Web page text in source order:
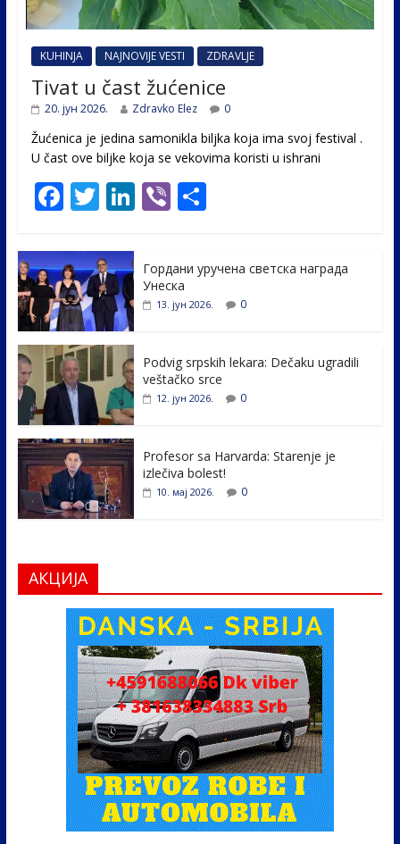
KUHINJA NAJNOVIJE VESTI ZDRAVLJE
Tivat u čast žućenice
20. јун 2026. Zdravko Elez 0
Žućenica je jedina samonikla biljka koja ima svoj festival .
U čast ovе biljke koja se vekovima koristi u ishrani
F
e
b
o
o
k
T
itt
er
Li
e
dI
Vi S
e
Гордани уручена светска награда
Унеска
13. јун 2026. 0
Podvig srpskih lekara: Dečaku ugradili
veštačko srce
12. јун 2026. 0
Profesor sa Harvarda: Starenje je
izlečiva bolest!
10. мај 2026. 0
АКЦИЈА